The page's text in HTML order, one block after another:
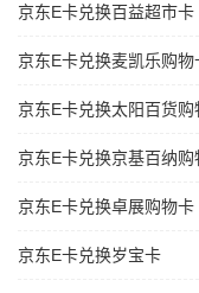
京东E卡兑换百益超市卡
京东E卡兑换麦凯乐购物
京东E卡兑换太阳百货购
京东E卡兑换京基百纳购
京东E卡兑换卓展购物卡
京东E卡兑换岁宝卡